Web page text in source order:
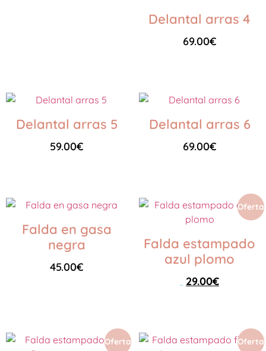
Delantal arras 4
69.00€
Delantal arras 5
59.00€
Delantal arras 6
69.00€
Falda en gasa
negra
45.00€
Oferta
Falda estampado
azul plomo
29.00€
Oferta Oferta